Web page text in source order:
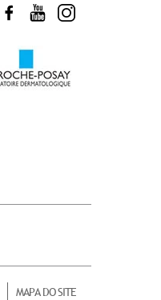
FACEBOOKYOUTUBE
MAPA DO SITE